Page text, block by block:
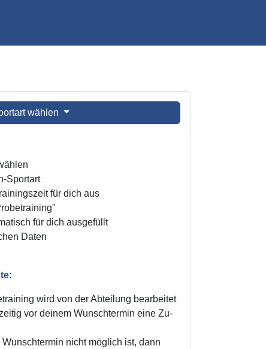
wählen
Sportart
für dich aus
für dich ausgefüllt
Daten
wird von der Abteilung bearbeitet
vor deinem Wunschtermin eine Zu-
nicht möglich ist, dann